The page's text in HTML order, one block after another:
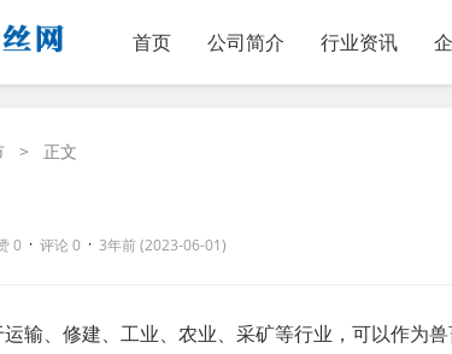
首页 公司简介 行业资讯
> 正文
0 · 评论 0 · 3年前 (2023-06-01)
输、修建、工业、农业、采矿等行业，可以作为